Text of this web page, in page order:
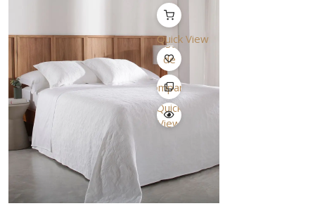
Quick View
Lista
de
Desejo
Comparar
Quick
View